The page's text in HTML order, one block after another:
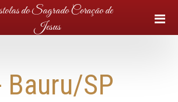
do Sagrado Coração de
Jesus
Bauru/SP